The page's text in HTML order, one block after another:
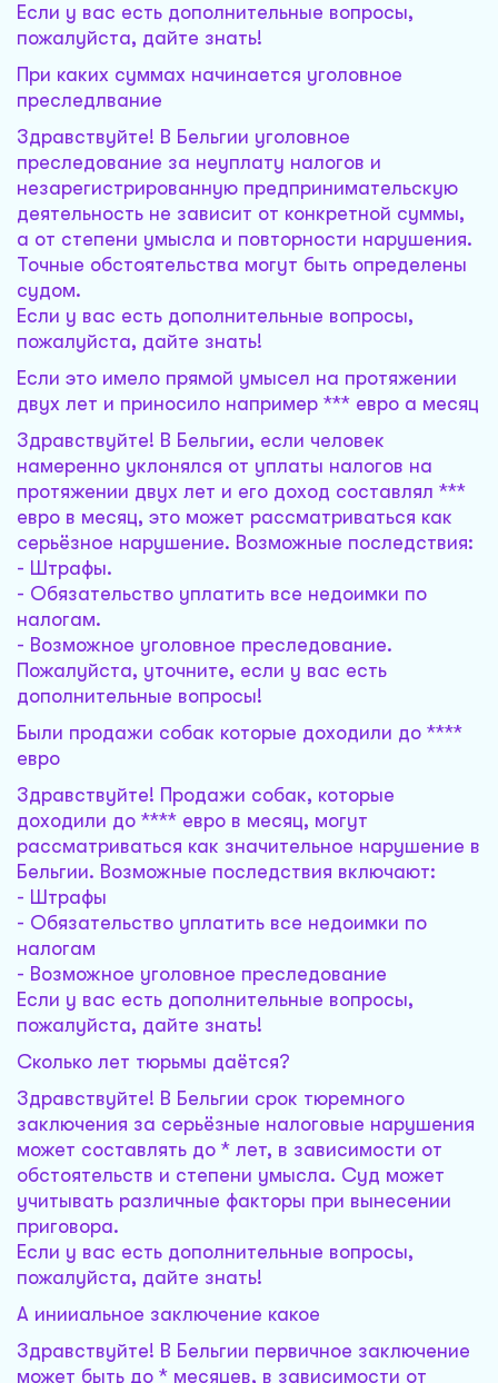
Если у вас есть дополнительные вопросы,
пожалуйста, дайте знать!
При каких суммах начинается уголовное
преследлвание
Здравствуйте! В Бельгии уголовное
преследование за неуплату налогов и
незарегистрированную предпринимательскую
деятельность не зависит от конкретной суммы,
а от степени умысла и повторности нарушения.
Точные обстоятельства могут быть определены
судом.
Если у вас есть дополнительные вопросы,
пожалуйста, дайте знать!
Если это имело прямой умысел на протяжении
двух лет и приносило например *** евро а месяц
Здравствуйте! В Бельгии, если человек
намеренно уклонялся от уплаты налогов на
протяжении двух лет и его доход составлял ***
евро в месяц, это может рассматриваться как
серьёзное нарушение. Возможные последствия:
- Штрафы.
- Обязательство уплатить все недоимки по
налогам.
- Возможное уголовное преследование.
Пожалуйста, уточните, если у вас есть
дополнительные вопросы!
Были продажи собак которые доходили до ****
евро
Здравствуйте! Продажи собак, которые
доходили до **** евро в месяц, могут
рассматриваться как значительное нарушение в
Бельгии. Возможные последствия включают:
- Штрафы
- Обязательство уплатить все недоимки по
налогам
- Возможное уголовное преследование
Если у вас есть дополнительные вопросы,
пожалуйста, дайте знать!
Сколько лет тюрьмы даётся?
Здравствуйте! В Бельгии срок тюремного
заключения за серьёзные налоговые нарушения
может составлять до * лет, в зависимости от
обстоятельств и степени умысла. Суд может
учитывать различные факторы при вынесении
приговора.
Если у вас есть дополнительные вопросы,
пожалуйста, дайте знать!
А инииальное заключение какое
Здравствуйте! В Бельгии первичное заключение
может быть до * месяцев, в зависимости от